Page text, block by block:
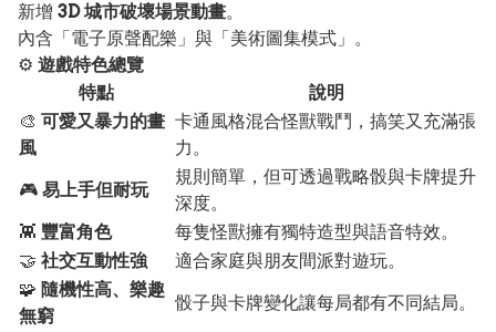
新增 3D 城市破壞場景動畫。
內含「電子原聲配樂」與「美術圖集模式」。
⚙️ 遊戲特色總覽
特點
說明
🎨 可愛又暴力的畫
風
卡通風格混合怪獸戰鬥，搞笑又充滿張
力。
🎮 易上手但耐玩
規則簡單，但可透過戰略骰與卡牌提升
深度。
👾 豐富角色
每隻怪獸擁有獨特造型與語音特效。
🤝 社交互動性強
適合家庭與朋友間派對遊玩。
🧩 隨機性高、樂趣
無窮
骰子與卡牌變化讓每局都有不同結局。